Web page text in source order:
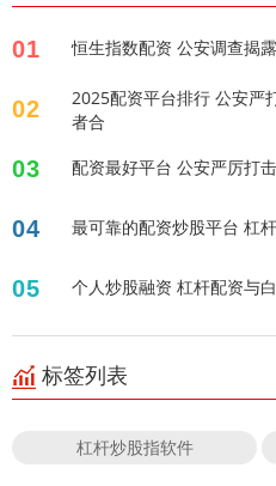
01 恒生指数配资 公安调查揭
02
2025配资平台排行 公安严
者合
03 配资最好平台 公安严厉打
04 最可靠的配资炒股平台 杠
05 个人炒股融资 杠杆配资与
标签列表
杠杆炒股指软件